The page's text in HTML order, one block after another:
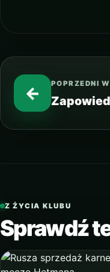
← POPRZEDNI
Z ŻYCIA KLUBU
Sprawdź